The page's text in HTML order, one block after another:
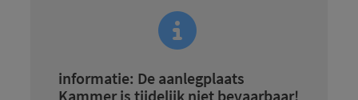
informatie: De aanlegplaats
Kammer is tijdelijk niet bevaarbaar!